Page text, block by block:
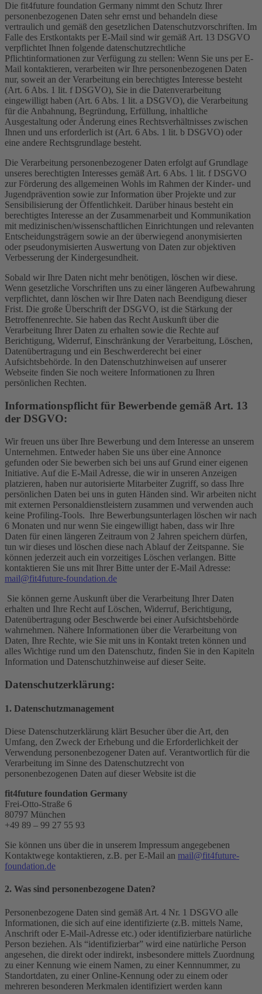
Die fit4future foundation Germany nimmt den Schutz Ihrer
personenbezogenen Daten sehr ernst und behandeln diese
vertraulich und gemäß den gesetzlichen Datenschutzvorschriften. Im
Falle des Erstkontakts per E-Mail sind wir gemäß Art. 13 DSGVO
verpflichtet Ihnen folgende datenschutzrechtliche
Pflichtinformationen zur Verfügung zu stellen: Wenn Sie uns per E-
Mail kontaktieren, verarbeiten wir Ihre personenbezogenen Daten
nur, soweit an der Verarbeitung ein berechtigtes Interesse besteht
(Art. 6 Abs. 1 lit. f DSGVO), Sie in die Datenverarbeitung
eingewilligt haben (Art. 6 Abs. 1 lit. a DSGVO), die Verarbeitung
für die Anbahnung, Begründung, Erfüllung, inhaltliche
Ausgestaltung oder Änderung eines Rechtsverhältnisses zwischen
Ihnen und uns erforderlich ist (Art. 6 Abs. 1 lit. b DSGVO) oder
eine andere Rechtsgrundlage besteht.
Die Verarbeitung personenbezogener Daten erfolgt auf Grundlage
unseres berechtigten Interesses gemäß Art. 6 Abs. 1 lit. f DSGVO
zur Förderung des allgemeinen Wohls im Rahmen der Kinder- und
Jugendprävention sowie zur Information über Projekte und zur
Sensibilisierung der Öffentlichkeit. Darüber hinaus besteht ein
berechtigtes Interesse an der Zusammenarbeit und Kommunikation
mit medizinischen/wissenschaftlichen Einrichtungen und relevanten
Entscheidungsträgern sowie an der überwiegend anonymisierten
oder pseudonymisierten Auswertung von Daten zur objektiven
Verbesserung der Kindergesundheit.
Sobald wir Ihre Daten nicht mehr benötigen, löschen wir diese.
Wenn gesetzliche Vorschriften uns zu einer längeren Aufbewahrung
verpflichtet, dann löschen wir Ihre Daten nach Beendigung dieser
Frist. Die große Überschrift der DSGVO, ist die Stärkung der
Betroffenenrechte. Sie haben das Recht Auskunft über die
Verarbeitung Ihrer Daten zu erhalten sowie die Rechte auf
Berichtigung, Widerruf, Einschränkung der Verarbeitung, Löschen,
Datenübertragung und ein Beschwerderecht bei einer
Aufsichtsbehörde. In den Datenschutzhinweisen auf unserer
Webseite finden Sie noch weitere Informationen zu Ihren
persönlichen Rechten.
Informationspflicht für Bewerbende gemäß Art. 13
der DSGVO:
Wir freuen uns über Ihre Bewerbung und dem Interesse an unserem
Unternehmen. Entweder haben Sie uns über eine Annonce
gefunden oder Sie bewerben sich bei uns auf Grund einer eigenen
Initiative. Auf die E-Mail Adresse, die wir in unseren Anzeigen
platzieren, haben nur autorisierte Mitarbeiter Zugriff, so dass Ihre
persönlichen Daten bei uns in guten Händen sind. Wir arbeiten nicht
mit externen Personaldienstleistern zusammen und verwenden auch
keine Profiling-Tools. Ihre Bewerbungsunterlagen löschen wir nach
6 Monaten und nur wenn Sie eingewilligt haben, dass wir Ihre
Daten für einen längeren Zeitraum von 2 Jahren speichern dürfen,
tun wir dieses und löschen diese nach Ablauf der Zeitspanne. Sie
können jederzeit auch ein vorzeitiges Löschen verlangen. Bitte
kontaktieren Sie uns mit Ihrer Bitte unter der E-Mail Adresse:
mail@fit4future-foundation.de
Sie können gerne Auskunft über die Verarbeitung Ihrer Daten
erhalten und Ihre Recht auf Löschen, Widerruf, Berichtigung,
Datenübertragung oder Beschwerde bei einer Aufsichtsbehörde
wahrnehmen. Nähere Informationen über die Verarbeitung von
Daten, Ihre Rechte, wie Sie mit uns in Kontakt treten können und
alles Wichtige rund um den Datenschutz, finden Sie in den Kapiteln
Information und Datenschutzhinweise auf dieser Seite.
Datenschutzerklärung:
1. Datenschutzmanagement
Diese Datenschutzerklärung klärt Besucher über die Art, den
Umfang, den Zweck der Erhebung und die Erforderlichkeit der
Verwendung personenbezogener Daten auf. Verantwortlich für die
Verarbeitung im Sinne des Datenschutzrecht von
personenbezogenen Daten auf dieser Website ist die
fit4future foundation Germany
Frei-Otto-Straße 6
80797 München
+49 89 – 99 27 55 93
Sie können uns über die in unserem Impressum angegebenen
Kontaktwege kontaktieren, z.B. per E-Mail an mail@fit4future-
foundation.de
2. Was sind personenbezogene Daten?
Personenbezogene Daten sind gemäß Art. 4 Nr. 1 DSGVO alle
Informationen, die sich auf eine identifizierte (z.B. mittels Name,
Anschrift oder E-Mail-Adresse etc.) oder identifizierbare natürliche
Person beziehen. Als “identifizierbar” wird eine natürliche Person
angesehen, die direkt oder indirekt, insbesondere mittels Zuordnung
zu einer Kennung wie einem Namen, zu einer Kennnummer, zu
Standortdaten, zu einer Online-Kennung oder zu einem oder
mehreren besonderen Merkmalen identifiziert werden kann